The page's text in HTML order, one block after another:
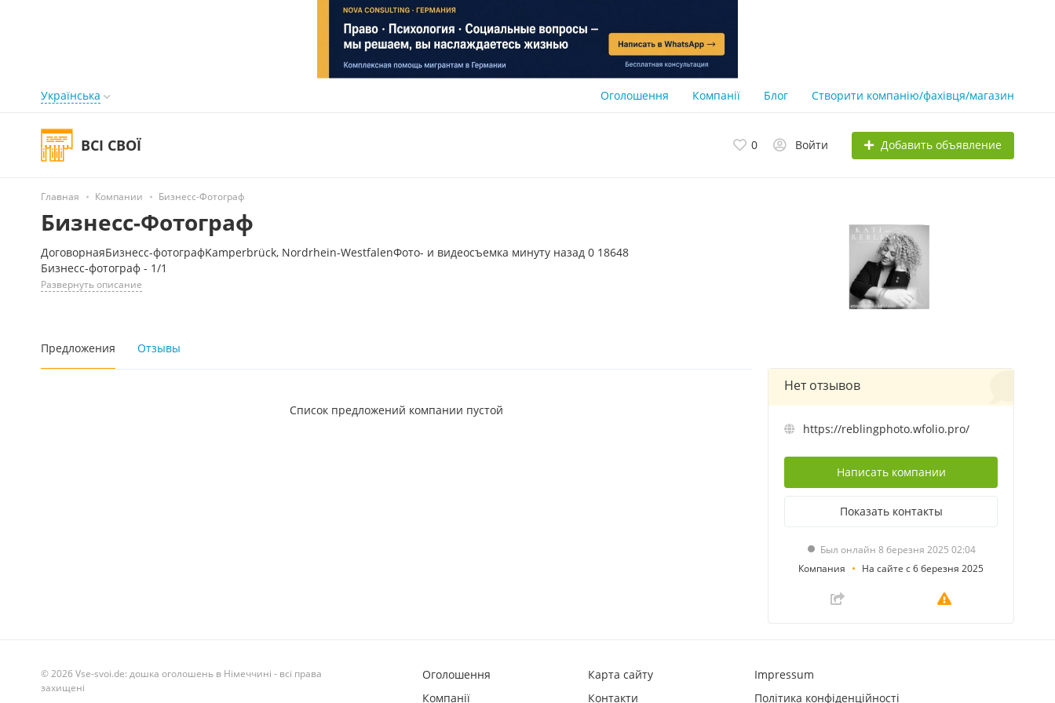
Українська Оголошення Компанії Блог Створити компанію/фахівця/магазин
ВСІ СВОЇ 0 Войти Добавить объявление
Главная Компании Бизнесс-Фотограф
Бизнесс-Фотограф
ДоговорнаяБизнесс-фотографKamperbrück, Nordrhein-WestfalenФото- и видеосъемка минуту назад 0 18648
Бизнесс-фотограф - 1/1
Развернуть описание
Предложения Отзывы
Список предложений компании пустой
Нет отзывов
https://reblingphoto.wfolio.pro/
Написать компании
Показать контакты
Был онлайн 8 березня 2025 02:04
Компания
На сайте с 6 березня 2025
© 2026 Vse-svoi.de: дошка оголошень в Німеччині - всі права
захищені
Оголошення
Компанії
Карта сайту
Контакти
Impressum
Політика конфіденційності